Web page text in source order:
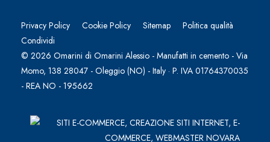
Privacy Policy Cookie Policy Sitemap
Politica qualità
Condividi
© 2026 Omarini di Omarini Alessio - Manufatti in cemento - Via
Momo, 138 28047 - Oleggio (NO) - Italy · P. IVA 01764370035
- REA NO - 195662